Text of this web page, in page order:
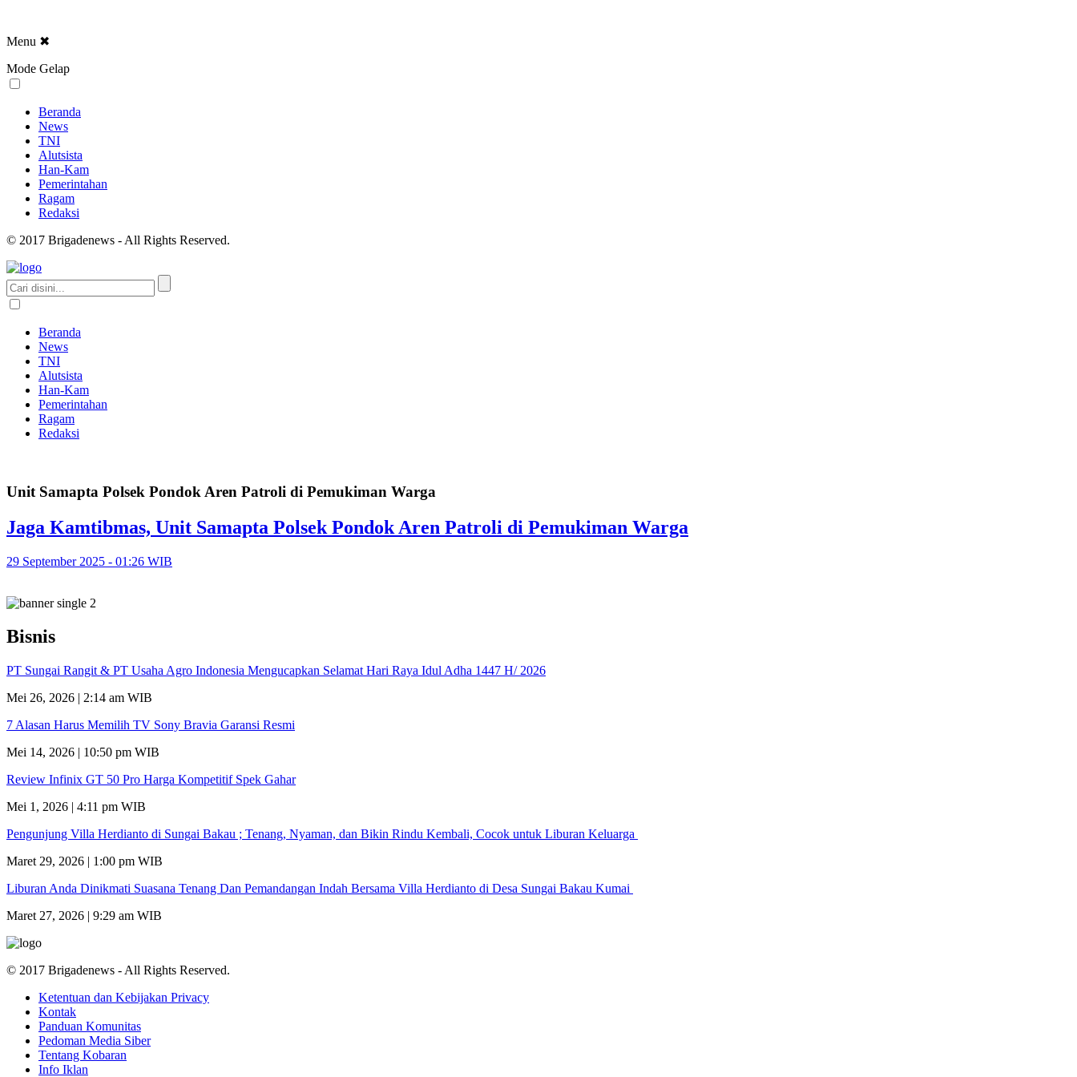
Menu ✖
Mode Gelap
Beranda
News
TNI
Alutsista
Han-Kam
Pemerintahan
Ragam
Redaksi
© 2017 Brigadenews - All Rights Reserved.
Beranda
News
TNI
Alutsista
Han-Kam
Pemerintahan
Ragam
Redaksi
Unit Samapta Polsek Pondok Aren Patroli di Pemukiman Warga
Jaga Kamtibmas, Unit Samapta Polsek Pondok Aren Patroli di Pemukiman Warga
29 September 2025 - 01:26 WIB
Bisnis
PT Sungai Rangit & PT Usaha Agro Indonesia Mengucapkan Selamat Hari Raya Idul Adha 1447 H/ 2026
Mei 26, 2026 | 2:14 am WIB
7 Alasan Harus Memilih TV Sony Bravia Garansi Resmi
Mei 14, 2026 | 10:50 pm WIB
Review Infinix GT 50 Pro Harga Kompetitif Spek Gahar
Mei 1, 2026 | 4:11 pm WIB
Pengunjung Villa Herdianto di Sungai Bakau ; Tenang, Nyaman, dan Bikin Rindu Kembali, Cocok untuk Liburan Keluarga
Maret 29, 2026 | 1:00 pm WIB
Liburan Anda Dinikmati Suasana Tenang Dan Pemandangan Indah Bersama Villa Herdianto di Desa Sungai Bakau Kumai
Maret 27, 2026 | 9:29 am WIB
© 2017 Brigadenews - All Rights Reserved.
Ketentuan dan Kebijakan Privacy
Kontak
Panduan Komunitas
Pedoman Media Siber
Tentang Kobaran
Info Iklan